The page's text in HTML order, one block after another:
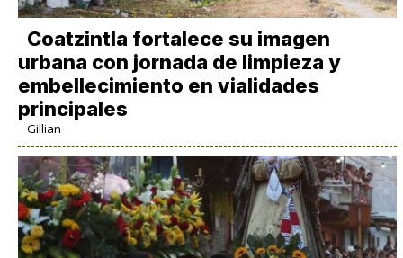
Coatzintla fortalece su imagen
urbana con jornada de limpieza y
embellecimiento en vialidades
principales
Gillian